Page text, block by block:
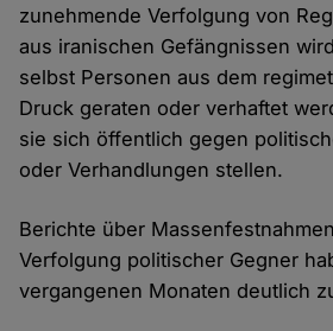
zunehmende Verfolgung von
aus iranischen Gefängnissen
selbst Personen aus dem
Druck geraten oder verhaftet
sie sich öffentlich gegen
oder Verhandlungen stellen.
Berichte über
Verfolgung politischer Gegner
vergangenen Monaten deutlich